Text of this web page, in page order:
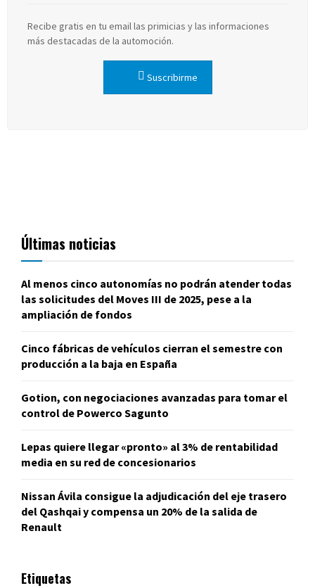
Recibe gratis en tu email las primicias y las informaciones
más destacadas de la automoción.
Suscribirme
Últimas noticias
Al menos cinco autonomías no podrán atender todas
las solicitudes del Moves III de 2025, pese a la
ampliación de fondos
Cinco fábricas de vehículos cierran el semestre con
producción a la baja en España
Gotion, con negociaciones avanzadas para tomar el
control de Powerco Sagunto
Lepas quiere llegar «pronto» al 3% de rentabilidad
media en su red de concesionarios
Nissan Ávila consigue la adjudicación del eje trasero
del Qashqai y compensa un 20% de la salida de
Renault
Etiquetas